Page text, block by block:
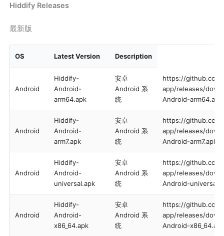
Hiddify Releases
最新版
OS Latest Version Description
Android
Hiddify-
Android-
arm64.apk
安卓
Android 系
统
https://
app/releases/
Android-arm64.apk
Android
Hiddify-
Android-
arm7.apk
安卓
Android 系
统
https://
app/releases/
Android-arm7.apk
Android
Hiddify-
Android-
universal.apk
安卓
Android 系
统
https://
app/releases/
Android-
Android
Hiddify-
Android-
x86_64.apk
安卓
Android 系
统
https://
app/releases/
Android-